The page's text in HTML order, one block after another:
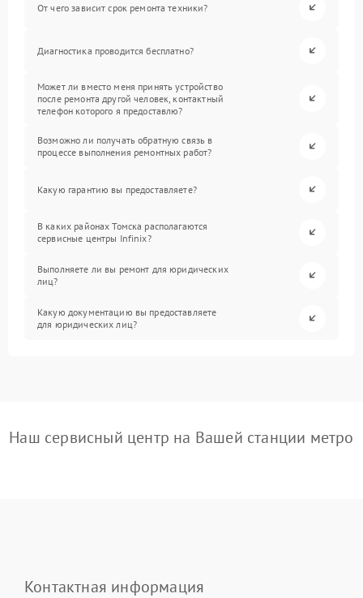
От чего зависит срок ремонта техники?
Диагностика проводится бесплатно?
Может ли вместо меня принять устройство
после ремонта другой человек, контактный
телефон которого я предоставлю?
Возможно ли получать обратную связь в
процессе выполнения ремонтных работ?
Какую гарантию вы предоставляете?
В каких районах Томска располагаются
сервисные центры Infinix?
Выполняете ли вы ремонт для юридических
лиц?
Какую документацию вы предоставляете
для юридических лиц?
Наш сервисный центр на Вашей станции метро
Контактная информация